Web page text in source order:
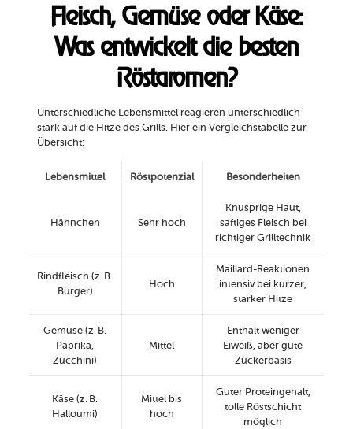
Fleisch, Gemüse oder Käse:
Was entwickelt die besten
Röstaromen?
Unterschiedliche Lebensmittel reagieren unterschiedlich
stark auf die Hitze des Grills. Hier ein Vergleichstabelle zur
Übersicht:
Lebensmittel Röstpotenzial Besonderheiten
Hähnchen Sehr hoch
Knusprige Haut,
saftiges Fleisch bei
richtiger Grilltechnik
Rindfleisch (z. B.
Burger)
Hoch
Maillard-Reaktionen
intensiv bei kurzer,
starker Hitze
Gemüse (z. B.
Paprika,
Zucchini)
Mittel
Enthält weniger
Eiweiß, aber gute
Zuckerbasis
Käse (z. B.
Halloumi)
Mittel bis
hoch
Guter Proteingehalt,
tolle Röstschicht
möglich